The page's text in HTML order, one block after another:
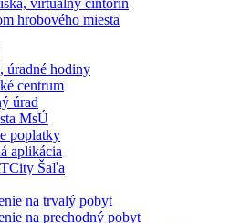
virtuálny cintorín
hrobového miesta
úradné hodiny
centrum
úrad
MsÚ
poplatky
aplikácia
Šaľa
na trvalý pobyt
na prechodný pobyt